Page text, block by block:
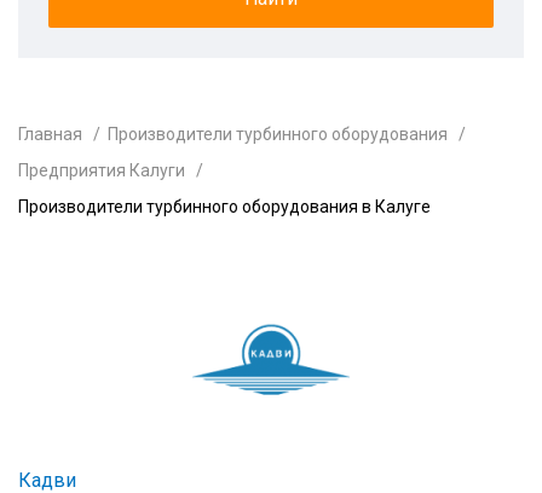
Главная
Производители турбинного оборудования
Предприятия Калуги
Производители турбинного оборудования в Калуге
Кадви